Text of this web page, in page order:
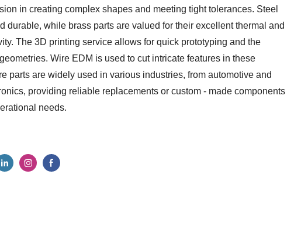
in creating complex shapes and meeting tight tolerances. Steel
durable, while brass parts are valued for their excellent thermal and
The 3D printing service allows for quick prototyping and the
Wire EDM is used to cut intricate features in these
parts are widely used in various industries, from automotive and
providing reliable replacements or custom - made components
needs.